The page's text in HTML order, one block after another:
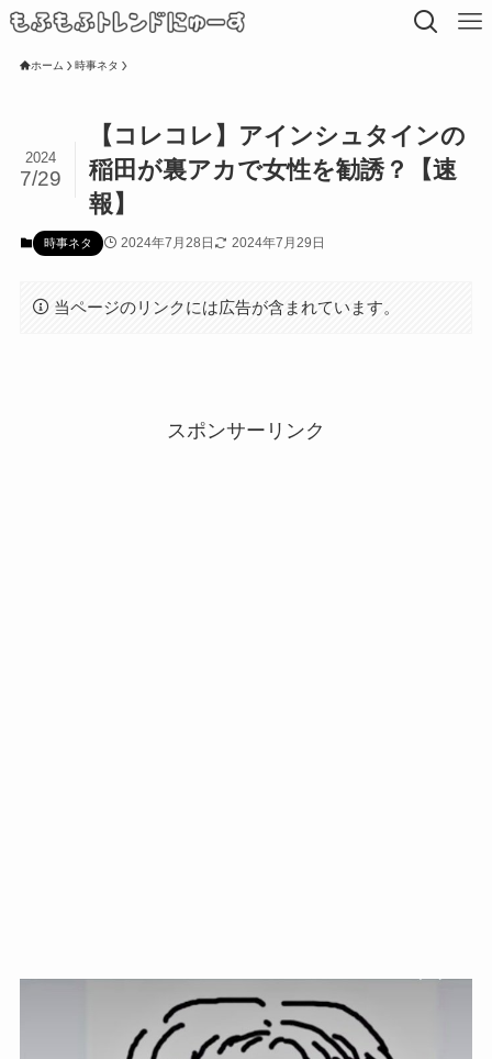
ホーム 時事ネタ
【コレコレ】アインシュタインの
稲田が裏アカで女性を勧誘？【速
報】
2024
7/29
時事ネタ 2024年7月28日 2024年7月29日
当ページのリンクには広告が含まれています。
スポンサーリンク